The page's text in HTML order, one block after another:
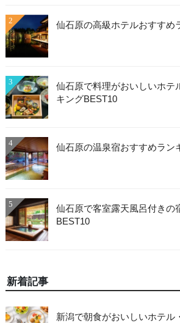
2 仙石原の高級ホテルおすすめ
3
仙石原で料理がおいしいホテ
キングBEST10
4 仙石原の温泉宿おすすめラン
5
仙石原で客室露天風呂付きの
BEST10
新着記事
新潟で朝食がおいしいホテル